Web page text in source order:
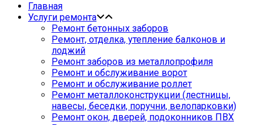
Главная
Услуги ремонта
Ремонт бетонных заборов
Ремонт, отделка, утепление балконов и
лоджий
Ремонт заборов из металлопрофиля
Ремонт и обслуживание ворот
Ремонт и обслуживание роллет
Ремонт металлоконструкции (лестницы,
навесы, беседки, поручни, велопарковки)
Ремонт окон, дверей, подоконников ПВХ